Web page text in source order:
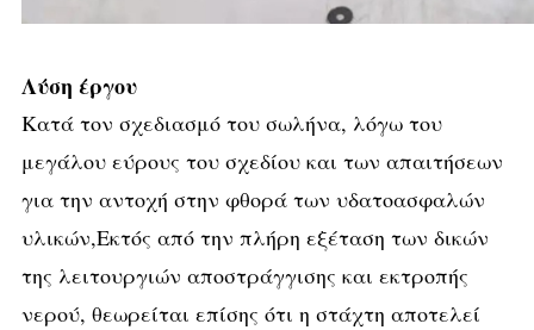
Λύση έργου
Κατά τον σχεδιασμό του σωλήνα, λόγω του
μεγάλου εύρους του σχεδίου και των απαιτήσεων
για την αντοχή στην φθορά των υδατοασφαλών
υλικών,Εκτός από την πλήρη εξέταση των δικών
της λειτουργιών αποστράγγισης και εκτροπής
νερού, θεωρείται επίσης ότι η στάχτη αποτελεί